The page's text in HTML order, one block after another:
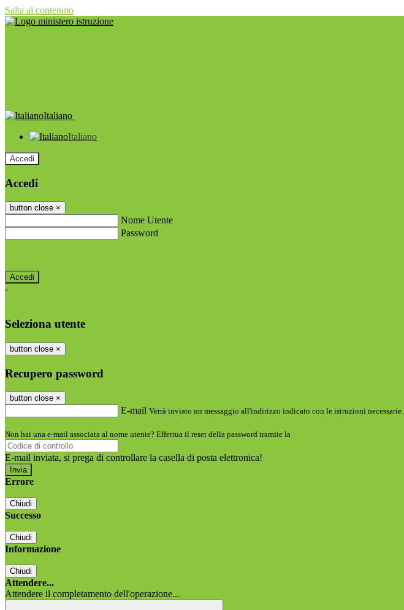
Salta al contenuto
Italiano
Italiano
Accedi
Accedi
button close ×
Nome Utente
Password
-
Seleziona utente
button close ×
Recupero password
button close ×
E-mail Verrà inviato un messaggio all'indirizzo indicato con le istruzioni necessarie.
Non hai una e-mail associata al nome utente? Effettua il reset della password tramite la
E-mail inviata, si prega di controllare la casella di posta elettronica!
Errore
Chiudi
Successo
Chiudi
Informazione
Chiudi
Attendere...
Attendere il completamento dell'operazione...